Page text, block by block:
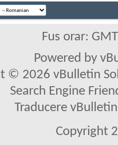
Fus orar:
Powered by
© 2026 vBulletin
Search Engine
Traducere
Copyright